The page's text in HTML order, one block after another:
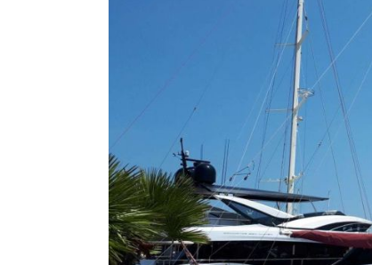
Messekalender
Sachverständige
Segel-